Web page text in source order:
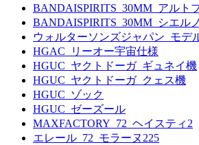
BANDAISPIRITS_30MM_アルト
BANDAISPIRITS_30MM_シエル
ウォルターソンズジャパン_モデ
HGAC_リーオー宇宙仕様
HGUC_ヤクトドーガ_ギュネイ機
HGUC_ヤクトドーガ_クェス機
HGUC_ゾック
HGUC_ゼーズール
MAXFACTORY_72_ヘイスティ2
エレール_72_モラーヌ225